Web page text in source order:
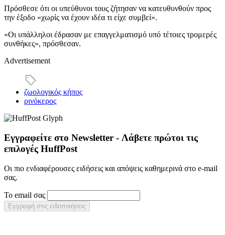
Πρόσθεσε ότι οι υπεύθυνοι τους ζήτησαν να κατευθυνθούν προς
την έξοδο «χωρίς να έχουν ιδέα τι είχε συμβεί».
«Οι υπάλληλοι έδρασαν με επαγγελματισμό υπό τέτοιες τρομερές
συνθήκες», πρόσθεσαν.
Advertisement
ζωολογικός κήπος
ρινόκερος
Εγγραφείτε στο Newsletter - Λάβετε πρώτοι τις
επιλογές HuffPost
Οι πιο ενδιαφέρουσες ειδήσεις και απόψεις καθημερινά στο e-mail
σας.
Το email σας
Εγγραφή στις ειδοποιήσεις